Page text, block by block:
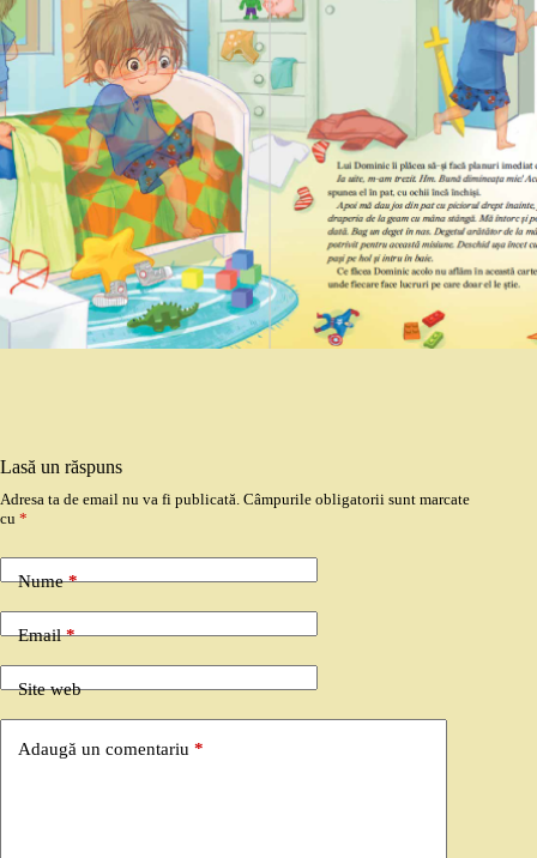
Lasă un răspuns
Adresa ta de email nu va fi publicată. Câmpurile obligatorii sunt marcate
cu *
Nume*
Email*
Site web
Adaugă un comentariu *